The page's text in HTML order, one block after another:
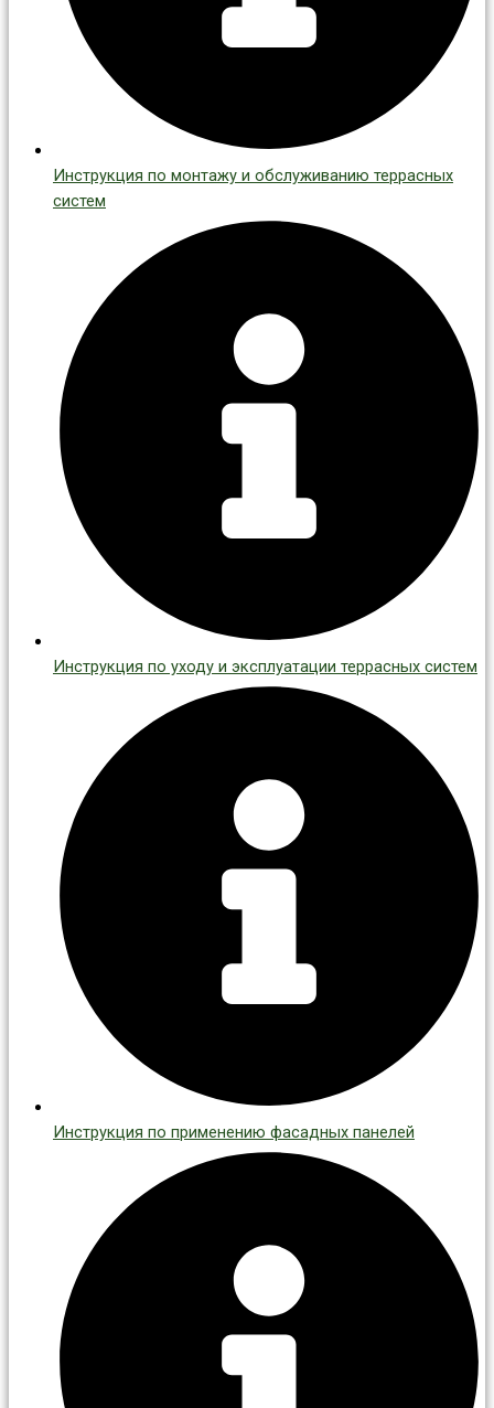
Инструкция по монтажу и обслуживанию террасных
систем
Инструкция по уходу и эксплуатации террасных систем
Инструкция по применению фасадных панелей